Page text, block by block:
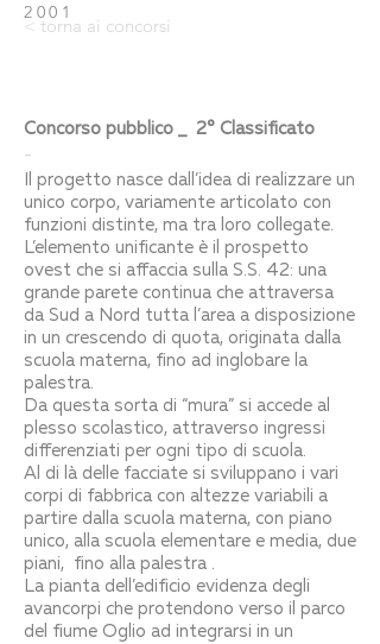
2001
< torna ai concorsi
Concorso pubblico _ 2° Classificato
-
Il progetto nasce dall’idea di realizzare un
unico corpo, variamente articolato con
funzioni distinte, ma tra loro collegate.
L’elemento unificante è il prospetto
ovest che si affaccia sulla S.S. 42: una
grande parete continua che attraversa
da Sud a Nord tutta l’area a disposizione
in un crescendo di quota, originata dalla
scuola materna, fino ad inglobare la
palestra.
Da questa sorta di “mura” si accede al
plesso scolastico, attraverso ingressi
differenziati per ogni tipo di scuola.
Al di là delle facciate si sviluppano i vari
corpi di fabbrica con altezze variabili a
partire dalla scuola materna, con piano
unico, alla scuola elementare e media, due
piani, fino alla palestra .
La pianta dell’edificio evidenza degli
avancorpi che protendono verso il parco
del fiume Oglio ad integrarsi in un